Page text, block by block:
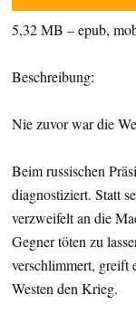
5,32 MB – epub,
Beschreibung:
Nie zuvor war die
Beim russischen
diagnostiziert. Statt
verzweifelt an die
Gegner töten zu
verschlimmert, greift
Westen den Krieg.